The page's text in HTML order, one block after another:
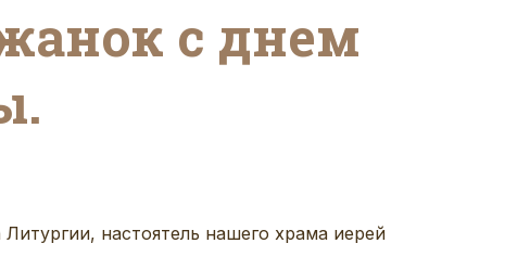
с днем
, настоятель нашего храма иерей